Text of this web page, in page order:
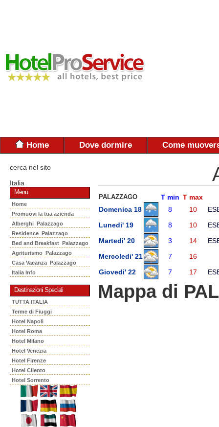
Home Dove dormire Come
cerca nel sito
Italia
Menu
Home
Promuovi la tua azienda
Alberghi Palazzago
Residence Palazzago
Bed and Breakfast Palazzago
Agriturismo Palazzago
Casa Vacanza Palazzago
Italia Info
Destinazioni Speciali
TUTTA ITALIA
Terme di Fiuggi
Hotel Napoli
Hotel Roma
Hotel Milano
Hotel Venezia
Hotel Firenze
Hotel Cilento
Hotel Sorrento
PALAZZAGO T min T max
Domenica 18
8 10
Lunedi' 19
8 10
Martedi' 20
3 14
Mercoledi' 21
7
16
Giovedi' 22
7 17
Mappa di